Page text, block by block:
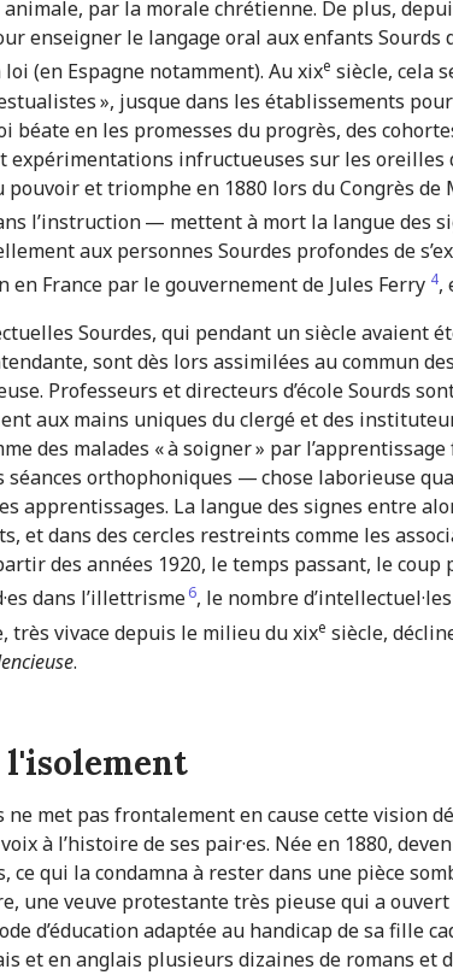
animale, par la morale chrétienne. De plus,
enseigner le langage oral aux enfants
(en Espagne notamment). Au xixe siècle, cela
», jusque dans les établissements
béate en les promesses du progrès, des
infructueuses sur les oreilles
pouvoir et triomphe en 1880 lors du Congrès
l’instruction — mettent à mort la langue des
aux personnes Sourdes profondes de
en France par le gouvernement de Jules Ferry 4,
Sourdes, qui pendant un siècle avaient
sont dès lors assimilées au commun
Professeurs et directeurs d’école Sourds
aux mains uniques du clergé et des
des malades « à soigner » par
séances orthophoniques — chose laborieuse
apprentissages. La langue des signes entre
et dans des cercles restreints comme les
des années 1920, le temps passant, le
dans l’illettrisme6, le nombre
très vivace depuis le milieu du xixe siècle,
.
l'isolement
ne met pas frontalement en cause cette vision
à l’histoire de ses pair·es. Née en 1880,
ce qui la condamna à rester dans une pièce
une veuve protestante très pieuse qui a
d’éducation adaptée au handicap de sa fille
et en anglais plusieurs dizaines de romans et